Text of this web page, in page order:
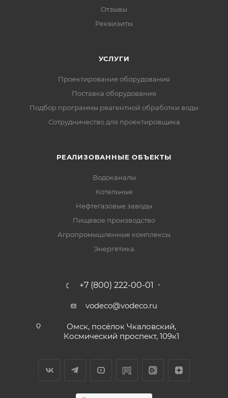
Отзывы
Реквизиты
УСЛУГИ
Проектирование оборудования
Поставка оборудования
Подбор программы реагентной обработки воды
Сотрудничество для проектировщика
РЕАЛИЗОВАННЫЕ ОБЪЕКТЫ
Водоканалы
Котельные
Нефтегазовые заводы
Пищевое производство
Агропромышленные комплексы
Энергетика
+7 (800) 222-00-01
vodeco@vodeco.ru
Омск, посёлок Чкаловский,
Космический проспект, 109к1